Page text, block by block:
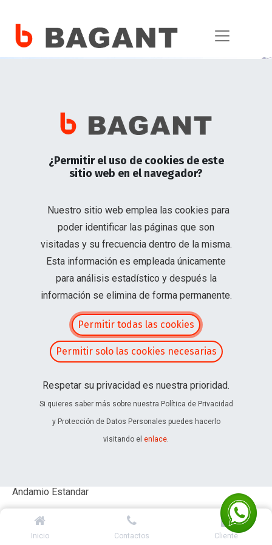
Andamio
Estándar
El sistema de andamio ideal para
diversos usos en la construcción.
Añadir a la Cotización
Andamio Estandar
Inicio Contactos Cliente
¿Permitir el uso de cookies de este
sitio web en el navegador?
Nuestro sitio web emplea las cookies para
poder identificar las páginas que son
visitadas y su frecuencia dentro de la misma.
Esta información es empleada únicamente
para análisis estadístico y después la
información se elimina de forma permanente.
Permitir todas las cookies
Permitir solo las cookies necesarias
Respetar su privacidad es nuestra prioridad.
Si quieres saber más sobre nuestra Política de Privacidad
y Protección de Datos Personales puedes hacerlo
visitando el enlace